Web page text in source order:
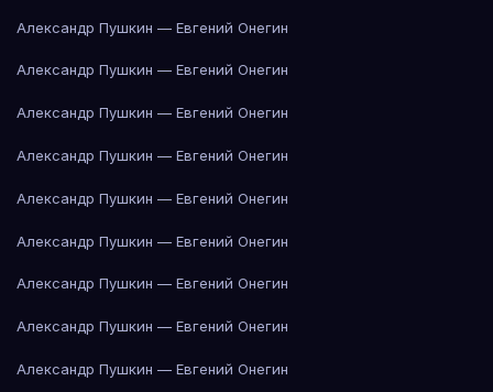
Александр Пушкин — Евгений Онегин
Александр Пушкин — Евгений Онегин
Александр Пушкин — Евгений Онегин
Александр Пушкин — Евгений Онегин
Александр Пушкин — Евгений Онегин
Александр Пушкин — Евгений Онегин
Александр Пушкин — Евгений Онегин
Александр Пушкин — Евгений Онегин
Александр Пушкин — Евгений Онегин